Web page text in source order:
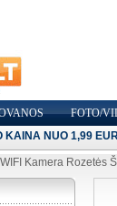
FOTO/
KAINA NUO 1,99
Kamera Rozetės